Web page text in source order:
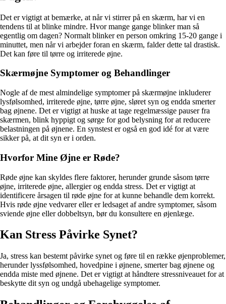
Det er vigtigt at bemærke, at når vi stirrer på en skærm, har vi en
tendens til at blinke mindre. Hvor mange gange blinker man så
egentlig om dagen? Normalt blinker en person omkring 15-20 gange i
minuttet, men når vi arbejder foran en skærm, falder dette tal drastisk.
Det kan føre til tørre og irriterede øjne.
Skærmøjne Symptomer og Behandlinger
Nogle af de mest almindelige symptomer på skærmøjne inkluderer
lysfølsomhed, irriterede øjne, tørre øjne, sløret syn og endda smerter
bag øjnene. Det er vigtigt at huske at tage regelmæssige pauser fra
skærmen, blink hyppigt og sørge for god belysning for at reducere
belastningen på øjnene. En synstest er også en god idé for at være
sikker på, at dit syn er i orden.
Hvorfor Mine Øjne er Røde?
Røde øjne kan skyldes flere faktorer, herunder grunde såsom tørre
øjne, irriterede øjne, allergier og endda stress. Det er vigtigt at
identificere årsagen til røde øjne for at kunne behandle dem korrekt.
Hvis røde øjne vedvarer eller er ledsaget af andre symptomer, såsom
sviende øjne eller dobbeltsyn, bør du konsultere en øjenlæge.
Kan Stress Påvirke Synet?
Ja, stress kan bestemt påvirke synet og føre til en række øjenproblemer,
herunder lyssfølsomhed, hovedpine i øjnene, smerter bag øjnene og
endda miste med øjnene. Det er vigtigt at håndtere stressniveauet for at
beskytte dit syn og undgå ubehagelige symptomer.